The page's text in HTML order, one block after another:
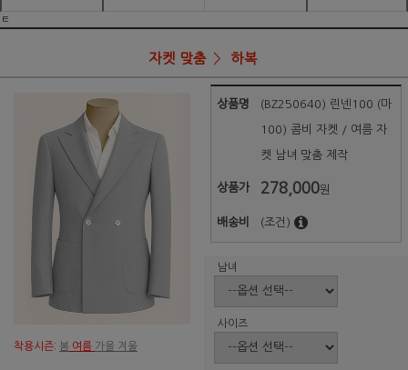
ㅌ
자켓 맞춤 하복
착용시즌: 봄 여름 가을 겨울
상품명 (BZ250640) 린넨100 (마
100) 콤비 자켓 / 여름 자
켓 남녀 맞춤 제작
상품가 278,000원
배송비 (조건)
남녀
사이즈